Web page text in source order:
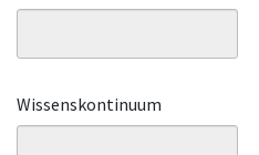
Wissenskontinuum